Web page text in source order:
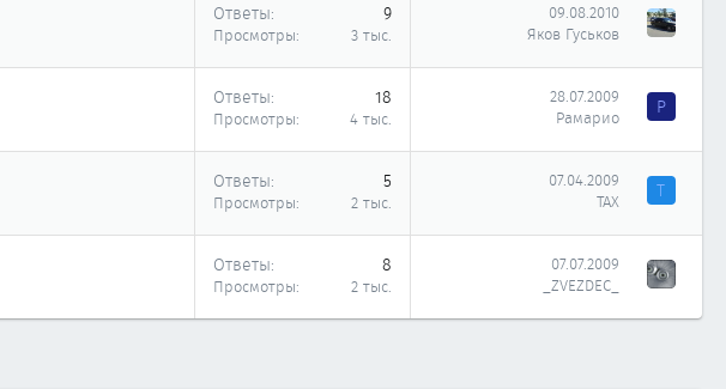
Ответы 9
Просмотры 3 тыс.
09.08.2010
Яков Гуськов
Ответы 18
Просмотры 4 тыс.
28.07.2009
Рамарио
Р
Ответы 5
Просмотры 2 тыс.
07.04.2009
ТАХ
Т
Ответы 8
Просмотры 2 тыс.
07.07.2009
_ZVEZDEC_